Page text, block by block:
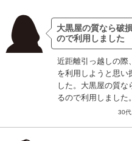
大黒屋の質なら破
ので利用しました
近距離引っ越しの際
を利用しようと思い
した。大黒屋の質
るので利用しました。
30代